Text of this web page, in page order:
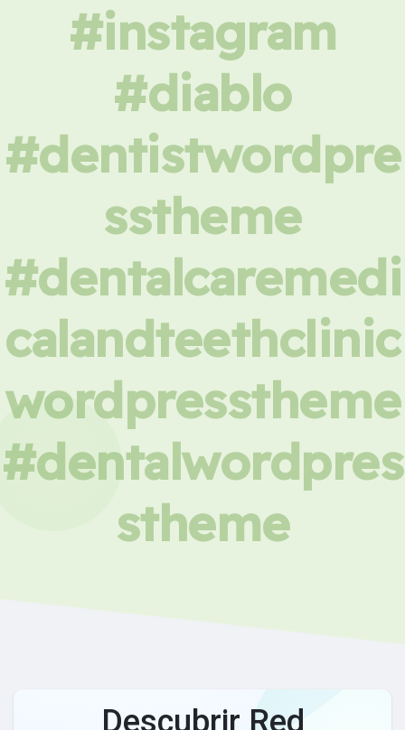
#instagram
#diablo
#dentistwordpre
sstheme
#dentalcaremedi
calandteethclinic
wordpresstheme
#dentalwordpres
stheme
Descubrir Red